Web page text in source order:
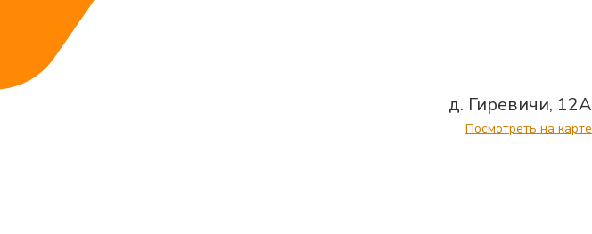
д. Гиревичи, 12А
Посмотреть на карте